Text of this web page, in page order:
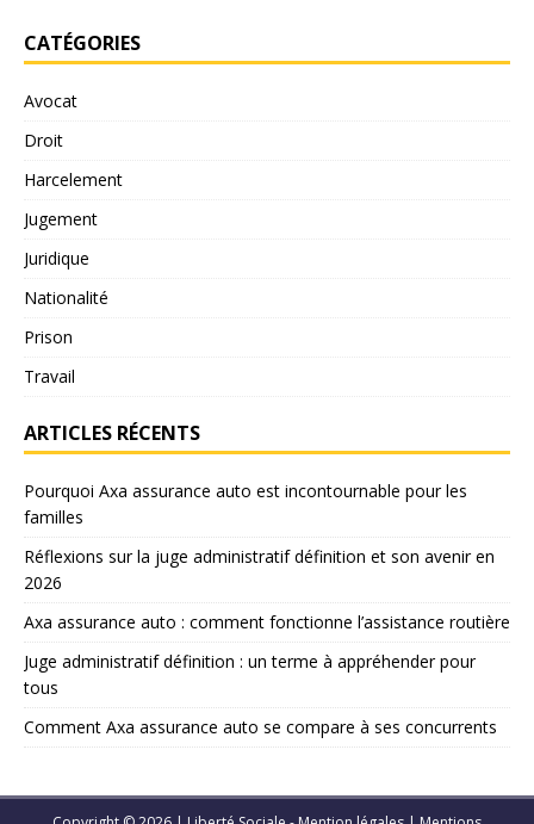
CATÉGORIES
Avocat
Droit
Harcelement
Jugement
Juridique
Nationalité
Prison
Travail
ARTICLES RÉCENTS
Pourquoi Axa assurance auto est incontournable pour les
familles
Réflexions sur la juge administratif définition et son avenir en
2026
Axa assurance auto : comment fonctionne l’assistance routière
Juge administratif définition : un terme à appréhender pour
tous
Comment Axa assurance auto se compare à ses concurrents